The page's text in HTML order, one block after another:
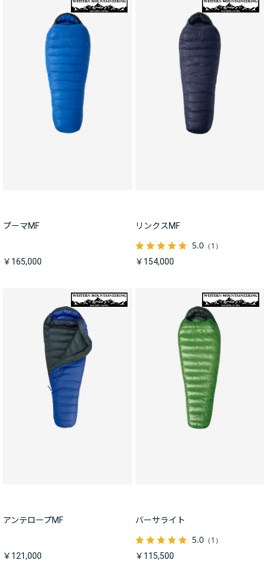
プーマMF
￥165,000
リンクスMF
5.0（1）
￥154,000
アンテロープMF
￥121,000
バーサライト
5.0（1）
￥115,500